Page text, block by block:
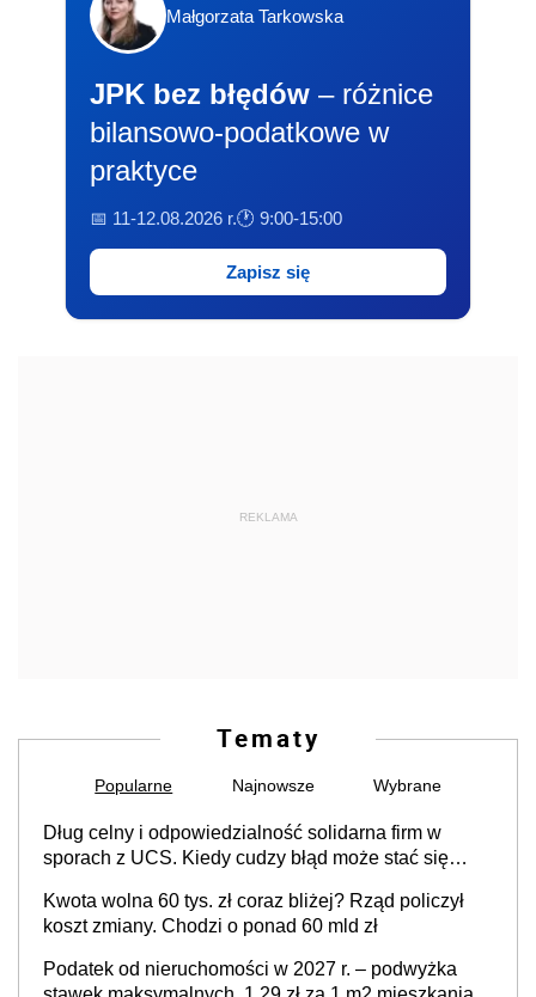
Małgorzata Tarkowska
JPK bez błędów – różnice
bilansowo-podatkowe w
praktyce
📅 11-12.08.2026 r.🕐 9:00-15:00
Zapisz się
REKLAMA
Tematy
Popularne Najnowsze Wybrane
Dług celny i odpowiedzialność solidarna firm w
sporach z UCS. Kiedy cudzy błąd może stać się
Kwota wolna 60 tys. zł coraz bliżej? Rząd policzył
koszt zmiany. Chodzi o ponad 60 mld zł
Podatek od nieruchomości w 2027 r. – podwyżka